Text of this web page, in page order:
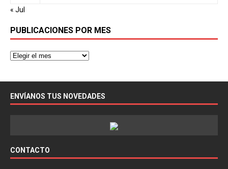
« Jul
PUBLICACIONES POR MES
ENVÍANOS TUS NOVEDADES
CONTACTO